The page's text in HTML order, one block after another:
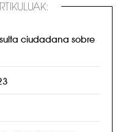
ciudadana sobre